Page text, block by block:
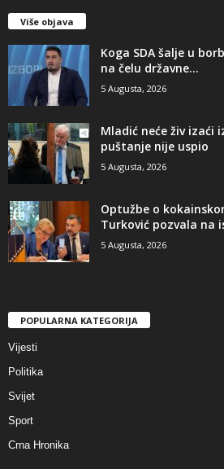
Više objava
​Koga SDA šalje u
na čelu državne...
5 Augusta, 2026
​Mladić neće živ izaći
puštanje nije uspio
5 Augusta, 2026
​Optužbe o
Turković pozvala na
5 Augusta, 2026
POPULARNA KATEGORIJA
Vijesti
Politika
Svijet
Sport
Crna Hronika